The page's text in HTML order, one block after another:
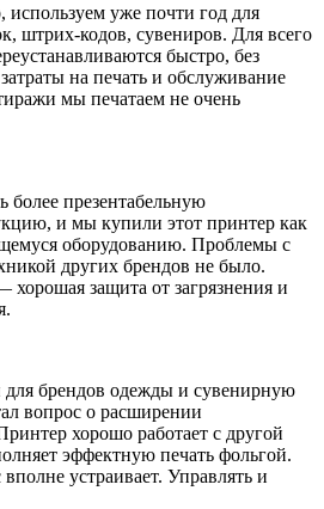
уже почти год для
штрих-кодов, сувениров. Для всего
быстро, без
на печать и обслуживание
мы печатаем не очень
более презентабельную
и мы купили этот принтер как
оборудованию. Проблемы с
других брендов не было.
защита от загрязнения и
для брендов одежды и сувенирную
вопрос о расширении
хорошо работает с другой
эффектную печать фольгой.
устраивает. Управлять и